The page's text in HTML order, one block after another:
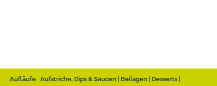
Aufläufe Aufstriche, Dips & Saucen Beilagen
Desserts